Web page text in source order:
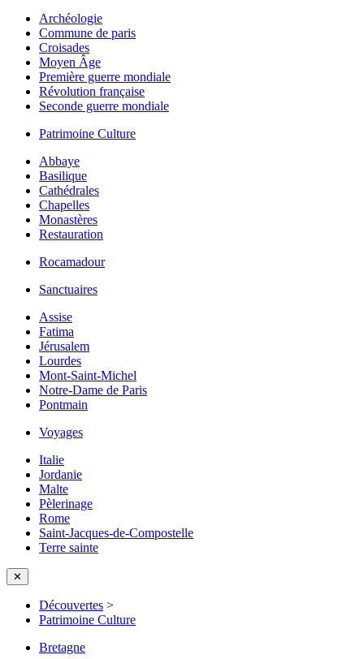
Archéologie
Commune de paris
Croisades
Moyen Âge
Première guerre mondiale
Révolution française
Seconde guerre mondiale
Patrimoine Culture
Abbaye
Basilique
Cathédrales
Chapelles
Monastères
Restauration
Rocamadour
Sanctuaires
Assise
Fatima
Jérusalem
Lourdes
Mont-Saint-Michel
Notre-Dame de Paris
Pontmain
Voyages
Italie
Jordanie
Malte
Pèlerinage
Rome
Saint-Jacques-de-Compostelle
Terre sainte
✕
Découvertes >
Patrimoine Culture
Bretagne